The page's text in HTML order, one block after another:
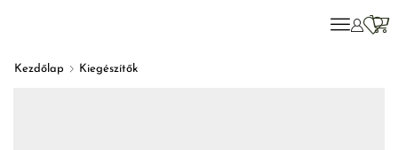
Kezdőlap Kiegészítők